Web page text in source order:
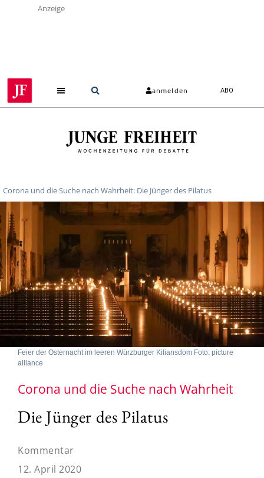
Anzeige
anmelden ABO
Corona und die Suche nach Wahrheit: Die Jünger des Pilatus
Feier der Osternacht im leeren Würzburger Kiliansdom Foto: picture
alliance
Corona und die Suche nach Wahrheit
Die Jünger des Pilatus
Kommentar
12. April 2020